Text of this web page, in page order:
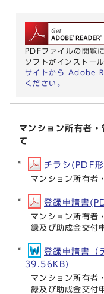
PDFファイルの閲覧
ソフトがインストー
サイトから Adobe
ください。
マンション所有者
て
チラシ(PDF
マンション所有者
登録申請書
マンション所有者
録及び助成金交付
登録申請書（
39.56KB)
マンション所有者
録及び助成金交付